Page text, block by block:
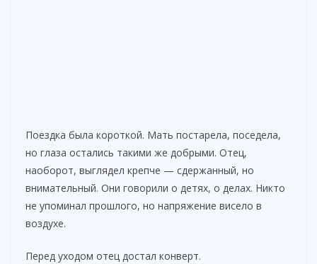
Поездка была короткой. Мать постарела, поседела,
но глаза остались такими же добрыми. Отец,
наоборот, выглядел крепче — сдержанный, но
внимательный. Они говорили о детях, о делах. Никто
не упоминал прошлого, но напряжение висело в
воздухе.
Перед уходом отец достал конверт.